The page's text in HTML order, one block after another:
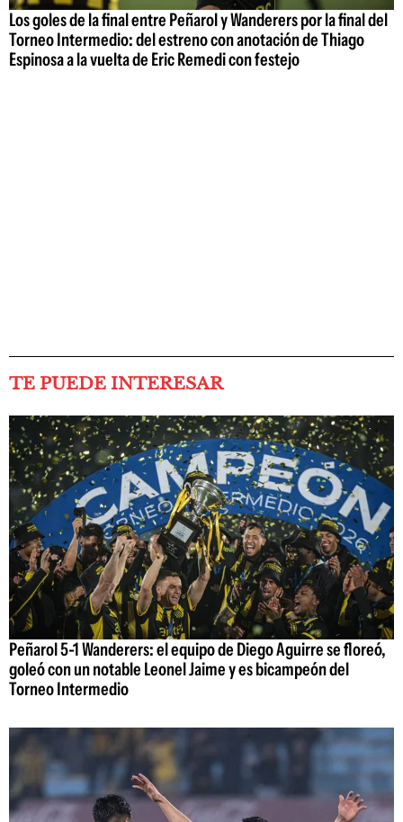
Los goles de la final entre Peñarol y Wanderers por la final del
Torneo Intermedio: del estreno con anotación de Thiago
Espinosa a la vuelta de Eric Remedi con festejo
TE PUEDE INTERESAR
Peñarol 5-1 Wanderers: el equipo de Diego Aguirre se floreó,
goleó con un notable Leonel Jaime y es bicampeón del
Torneo Intermedio